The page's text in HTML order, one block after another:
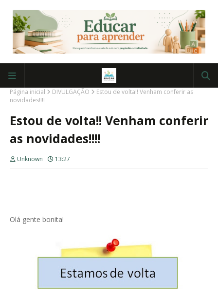
Página inicial DIVULGAÇÃO
Estou de volta!! Venham conferir as
novidades!!!!
Estou de volta!! Venham conferir
as novidades!!!!
Unknown 13:27
Olá gente bonita!